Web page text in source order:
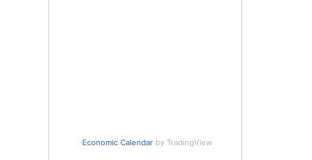
Economic Calendar by TradingView